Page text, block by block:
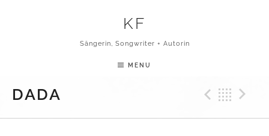
KF
Sängerin, Songwriter + Autorin
MENU
DADA